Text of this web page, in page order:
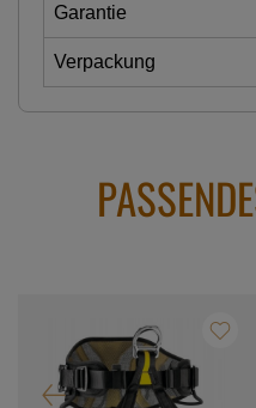
Garantie
Verpackung